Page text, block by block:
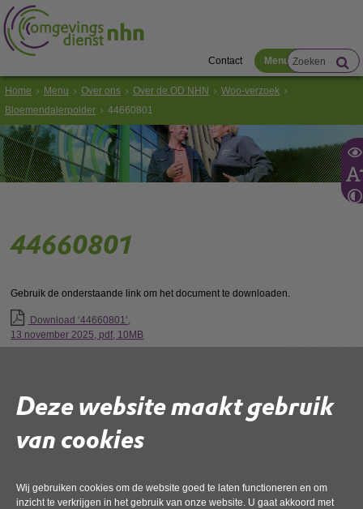
Deze website maakt gebruik
van cookies
Wij gebruiken cookies om de website goed te laten functioneren en om
inzicht te verkrijgen in het gebruik van onze website. U gaat akkoord met
Contact Menu
Home Menu Over ons Over de OD NHN
Woo-verzoek
Bloemendalerpolder
44660801
44660801
Gebruik de onderstaande link om het document te downloaden.
Download ‘44660801’,
13 november 2025, pdf, 10MB